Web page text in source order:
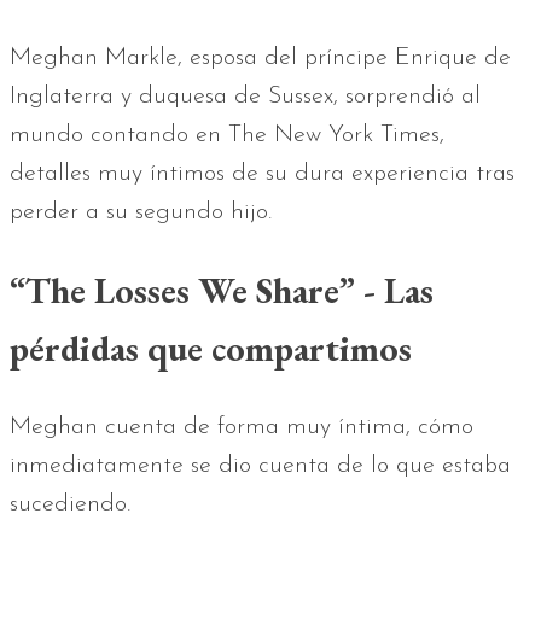
Meghan Markle, esposa del príncipe Enrique de
Inglaterra y duquesa de Sussex, sorprendió al
mundo contando en The New York Times,
detalles muy íntimos de su dura experiencia tras
perder a su segundo hijo.
“The Losses We Share” - Las
pérdidas que compartimos
Meghan cuenta de forma muy íntima, cómo
inmediatamente se dio cuenta de lo que estaba
sucediendo.